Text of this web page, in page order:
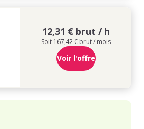
12,31 € brut / h
Soit 167,42 € brut / mois
Voir l'offre